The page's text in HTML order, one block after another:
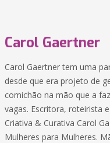
Carol Gaertner
Carol Gaertner tem uma
desde que era projeto de
comichão na mão que a
vagas. Escritora, roteirista
Criativa & Curativa Carol
Mulheres para Mulheres.